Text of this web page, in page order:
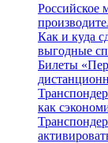
Российское
Как и куда
выгодные
Билеты
как